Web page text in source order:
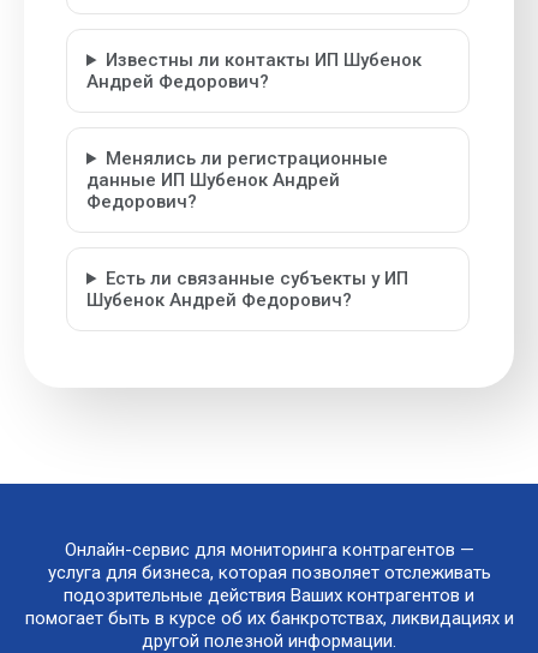
Известны ли контакты ИП Шубенок
Андрей Федорович?
Менялись ли регистрационные
данные ИП Шубенок Андрей
Федорович?
Есть ли связанные субъекты у ИП
Шубенок Андрей Федорович?
Онлайн-сервис для мониторинга контрагентов —
услуга для бизнеса, которая позволяет отслеживать
подозрительные действия Ваших контрагентов и
помогает быть в курсе об их банкротствах, ликвидациях и
другой полезной информации.